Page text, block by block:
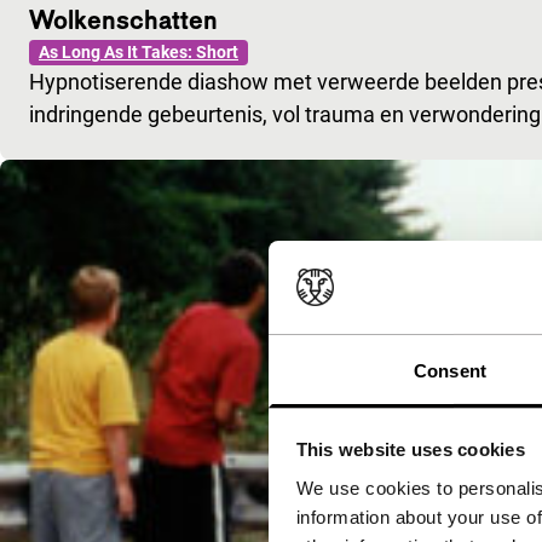
Consent
This website uses cookies
We use cookies to
information about your use
Wolkenschatten
As Long As It Takes: Short
Hypnotiserende diashow met verweerde beelden
indringende gebeurtenis, vol trauma en